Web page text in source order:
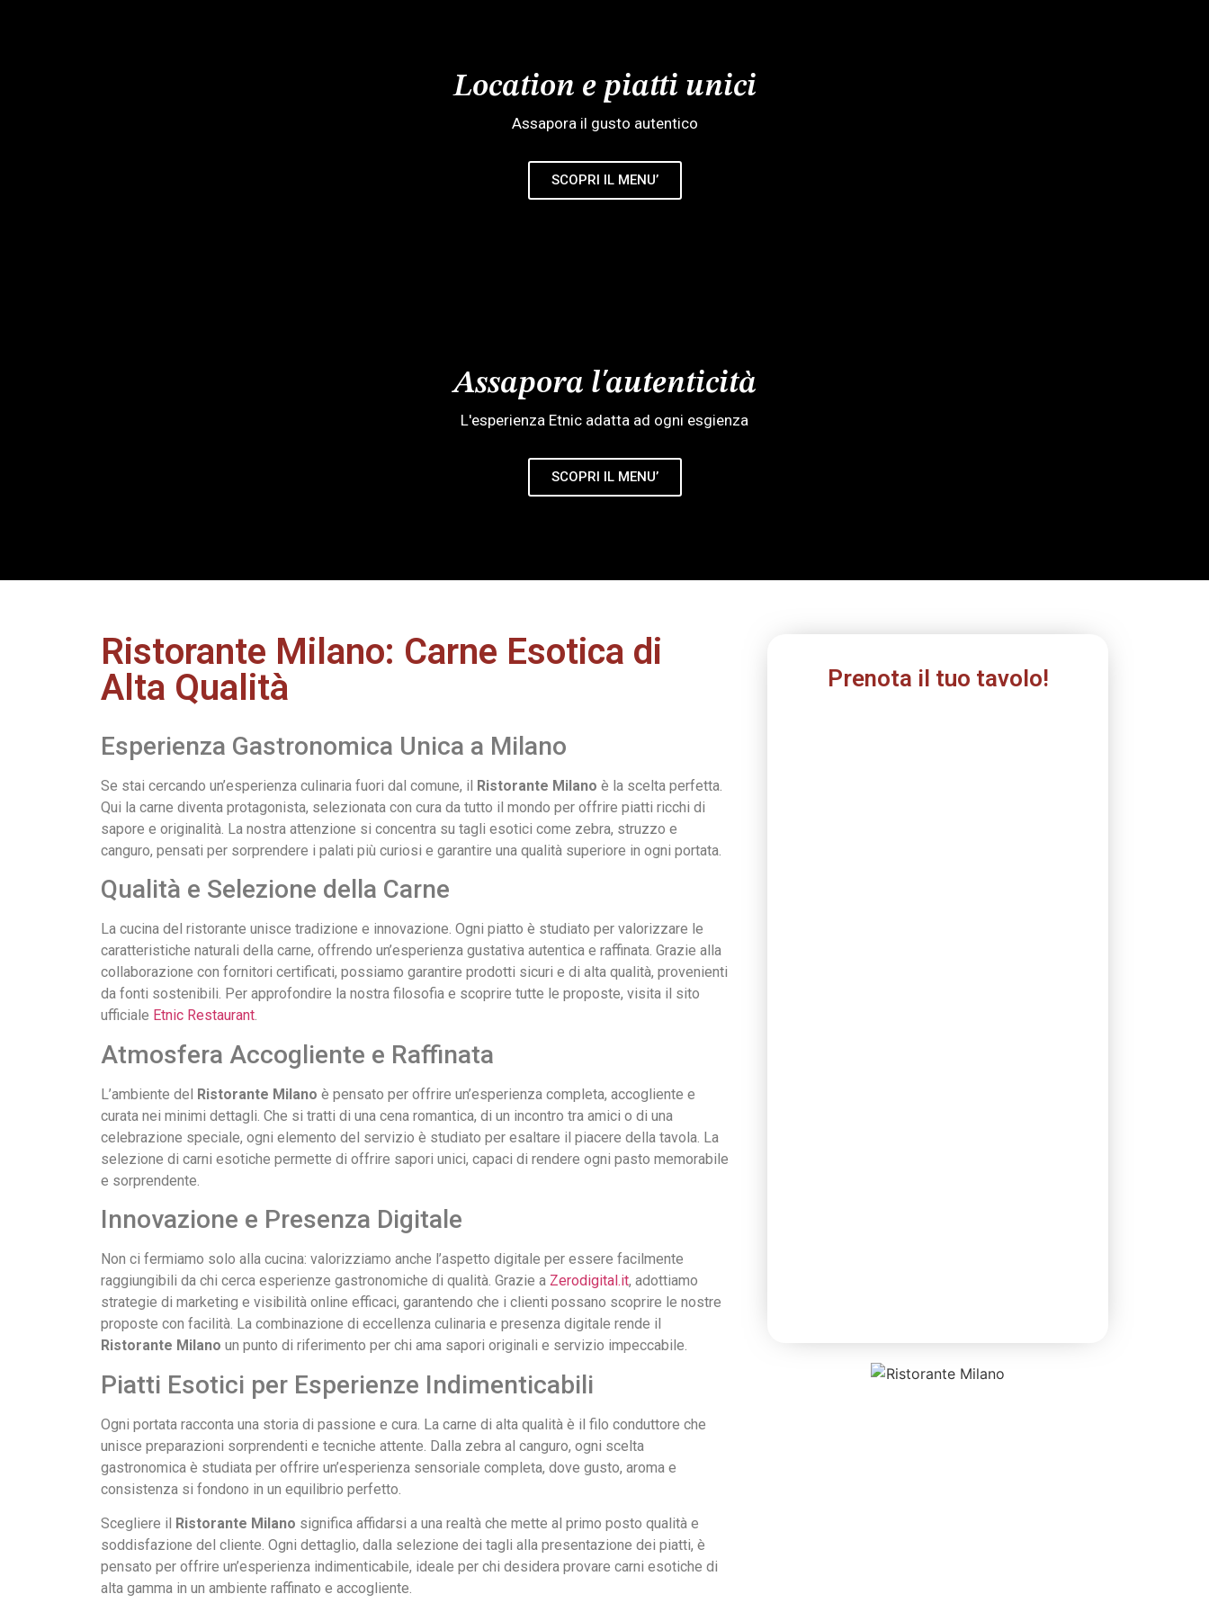
Location e piatti unici
Assapora il gusto autentico
SCOPRI IL MENU’
Assapora l'autenticità
L'esperienza Etnic adatta ad ogni esgienza
SCOPRI IL MENU’
Ristorante Milano: Carne Esotica di
Alta Qualità
Esperienza Gastronomica Unica a Milano
Se stai cercando un’esperienza culinaria fuori dal comune, il Ristorante Milano è la scelta perfetta.
Qui la carne diventa protagonista, selezionata con cura da tutto il mondo per offrire piatti ricchi di
sapore e originalità. La nostra attenzione si concentra su tagli esotici come zebra, struzzo e
canguro, pensati per sorprendere i palati più curiosi e garantire una qualità superiore in ogni portata.
Qualità e Selezione della Carne
La cucina del ristorante unisce tradizione e innovazione. Ogni piatto è studiato per valorizzare le
caratteristiche naturali della carne, offrendo un’esperienza gustativa autentica e raffinata. Grazie alla
collaborazione con fornitori certificati, possiamo garantire prodotti sicuri e di alta qualità, provenienti
da fonti sostenibili. Per approfondire la nostra filosofia e scoprire tutte le proposte, visita il sito
ufficiale Etnic Restaurant.
Atmosfera Accogliente e Raffinata
L’ambiente del Ristorante Milano è pensato per offrire un’esperienza completa, accogliente e
curata nei minimi dettagli. Che si tratti di una cena romantica, di un incontro tra amici o di una
celebrazione speciale, ogni elemento del servizio è studiato per esaltare il piacere della tavola. La
selezione di carni esotiche permette di offrire sapori unici, capaci di rendere ogni pasto memorabile
e sorprendente.
Innovazione e Presenza Digitale
Non ci fermiamo solo alla cucina: valorizziamo anche l’aspetto digitale per essere facilmente
raggiungibili da chi cerca esperienze gastronomiche di qualità. Grazie a Zerodigital.it, adottiamo
strategie di marketing e visibilità online efficaci, garantendo che i clienti possano scoprire le nostre
proposte con facilità. La combinazione di eccellenza culinaria e presenza digitale rende il
Ristorante Milano un punto di riferimento per chi ama sapori originali e servizio impeccabile.
Piatti Esotici per Esperienze Indimenticabili
Ogni portata racconta una storia di passione e cura. La carne di alta qualità è il filo conduttore che
unisce preparazioni sorprendenti e tecniche attente. Dalla zebra al canguro, ogni scelta
gastronomica è studiata per offrire un’esperienza sensoriale completa, dove gusto, aroma e
consistenza si fondono in un equilibrio perfetto.
Scegliere il Ristorante Milano significa affidarsi a una realtà che mette al primo posto qualità e
soddisfazione del cliente. Ogni dettaglio, dalla selezione dei tagli alla presentazione dei piatti, è
pensato per offrire un’esperienza indimenticabile, ideale per chi desidera provare carni esotiche di
alta gamma in un ambiente raffinato e accogliente.
Prenota il tuo tavolo!